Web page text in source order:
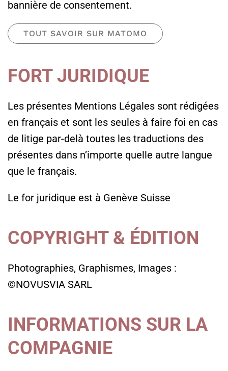
bannière de consentement.
TOUT SAVOIR SUR MATOMO
FORT JURIDIQUE
Les présentes Mentions Légales sont rédigées
en français et sont les seules à faire foi en cas
de litige par-delà toutes les traductions des
présentes dans n’importe quelle autre langue
que le français.
Le for juridique est à Genève Suisse
COPYRIGHT & ÉDITION
Photographies, Graphismes, Images :
©NOVUSVIA SARL
INFORMATIONS SUR LA
COMPAGNIE